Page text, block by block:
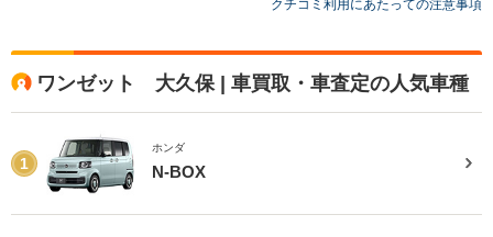
クチコミ利用にあたっての注意事項
ワンゼット 大久保 | 車買取・車査定の人気車種
1
ホンダ
N-BOX